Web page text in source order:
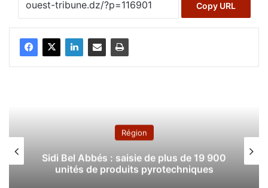
Copy URL
Région
Sidi Bel Abbés : saisie de plus de 19 900
unités de produits pyrotechniques